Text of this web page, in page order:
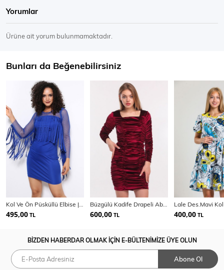
Yorumlar
Ürüne ait yorum bulunmamaktadır.
Bunları da Beğenebilirsiniz
495,00 TL 600,00 TL 400,00 TL
BİZDEN HABERDAR OLMAK İÇİN E-BÜLTENİMİZE ÜYE OLUN
Abone Ol